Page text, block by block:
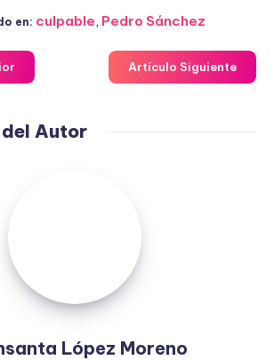
en: culpable, Pedro Sánchez
Artículo Siguiente
Autor
López Moreno